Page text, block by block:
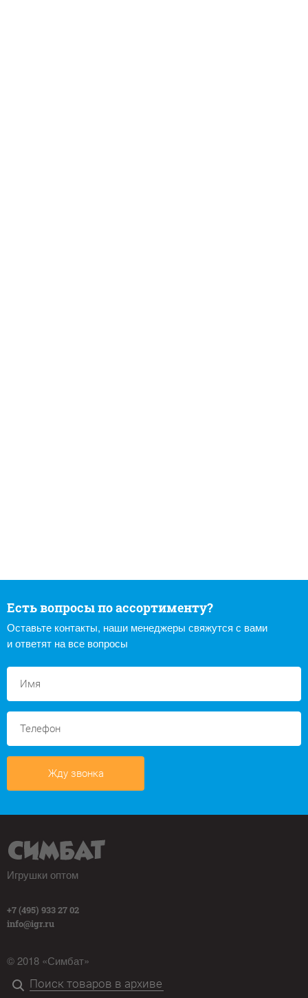
Есть вопросы по ассортименту?
Оставьте контакты, наши менеджеры свяжутся с вами
и ответят на все вопросы
Жду звонка
Игрушки оптом
+7 (495) 933 27 02
info@igr.ru
© 2018 «Симбат»